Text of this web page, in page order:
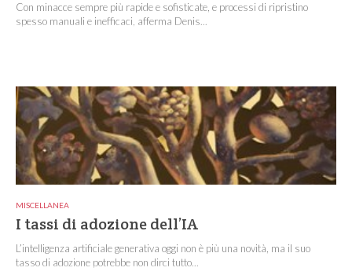
Con minacce sempre più rapide e sofisticate, e processi di ripristino
spesso manuali e inefficaci, afferma Denis...
MISCELLANEA
I tassi di adozione dell’IA
L’intelligenza artificiale generativa oggi non è più una novità, ma il suo
tasso di adozione potrebbe non dirci tutto...